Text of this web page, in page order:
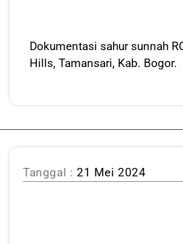
Dokumentasi sahur sunnah
Hills, Tamansari, Kab. Bogor.
Tanggal : 21 Mei 2024